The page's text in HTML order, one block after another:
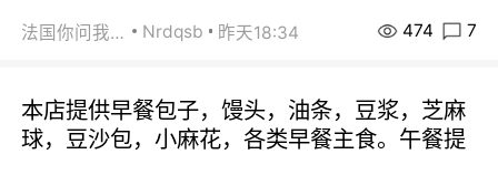
法国你问我答 Nrdqsb 昨天18:34 474 7
本店提供早餐包子，馒头，油条，豆浆，芝麻
球，豆沙包，小麻花，各类早餐主食。午餐提